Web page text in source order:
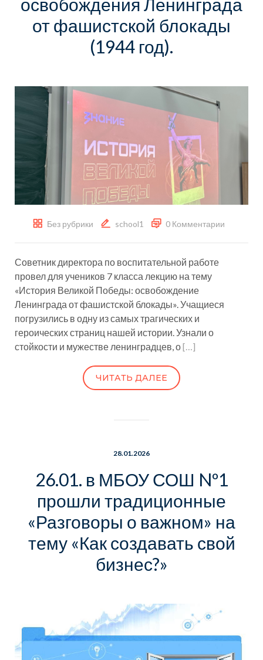
от фашистской блокады
(1944 год).
Без рубрики school1 0 Комментарии
Советник директора по воспитательной работе
провел для учеников 7 класса лекцию на тему
«История Великой Победы: освобождение
Ленинграда от фашистской блокады». Учащиеся
погрузились в одну из самых трагических и
героических страниц нашей истории. Узнали о
стойкости и мужестве ленинградцев, о[…]
ЧИТАТЬ ДАЛЕЕ
28.01.2026
26.01. в МБОУ СОШ Nº1
прошли традиционные
«Разговоры о важном» на
тему «Как создавать свой
бизнес?»